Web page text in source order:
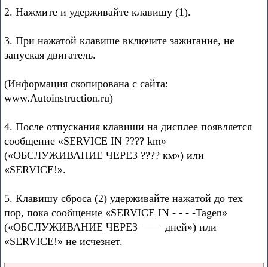
2. Нажмите и удерживайте клавишу (1).
3. При нажатой клавише включите зажигание, не
запуская двигатель.
(Информация скопирована с сайта:
www.Autoinstruction.ru)
4. После отпускания клавиши на дисплее появляется
сообщение «SERVICE IN ???? km»
(«ОБСЛУЖИВАНИЕ ЧЕРЕЗ ???? км») или
«SERVICE!».
5. Клавишу сброса (2) удерживайте нажатой до тех
пор, пока сообщение «SERVICE IN - - - -Tagen»
(«ОБСЛУЖИВАНИЕ ЧЕРЕЗ —— дней») или
«SERVICE!» не исчезнет.